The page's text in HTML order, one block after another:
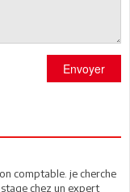
Envoyer
comptable. je cherche
chez un expert